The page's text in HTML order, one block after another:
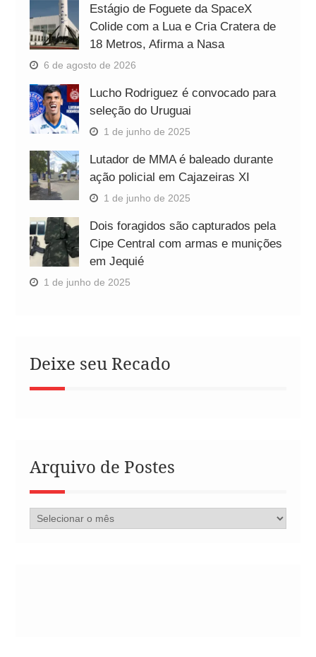
Estágio de Foguete da SpaceX
Colide com a Lua e Cria Cratera de
18 Metros, Afirma a Nasa
6 de agosto de 2026
Lucho Rodriguez é convocado para
seleção do Uruguai
1 de junho de 2025
Lutador de MMA é baleado durante
ação policial em Cajazeiras XI
1 de junho de 2025
Dois foragidos são capturados pela
Cipe Central com armas e munições
em Jequié
1 de junho de 2025
Deixe seu Recado
Arquivo de Postes
Arquivo
de